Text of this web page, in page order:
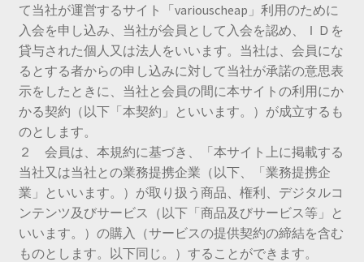
て当社が運営するサイト「variouscheap」利用のために
入会を申し込み、当社が会員として入会を認め、ＩＤを
貸与された個人又は法人をいいます。当社は、会員にな
るとする者からの申し込みに対して当社が承諾の意思表
示をしたときに、当社と会員の間に本サイトの利用にか
かる契約（以下「本契約」といいます。）が成立するも
のとします。
２ 会員は、本規約に基づき、「本サイト上に掲載する
当社又は当社との業務提携企業（以下、「業務提携企
業」といいます。）が取り扱う商品、権利、デジタルコ
ンテンツ及びサービス（以下「商品及びサービス等」と
いいます。）の購入（サービスの提供契約の締結を含む
ものとします。以下同じ。）することができます。